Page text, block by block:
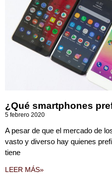
¿Qué smartphones
5 febrero 2020
A pesar de que el mercado de
vasto y diverso hay quienes
tiene
LEER MÁS»